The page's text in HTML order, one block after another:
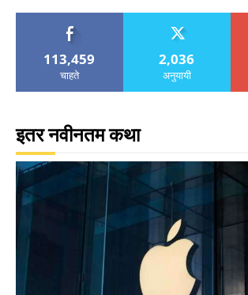
113,459
चाहते
2,036
अनुयायी
इतर नवीनतम कथा